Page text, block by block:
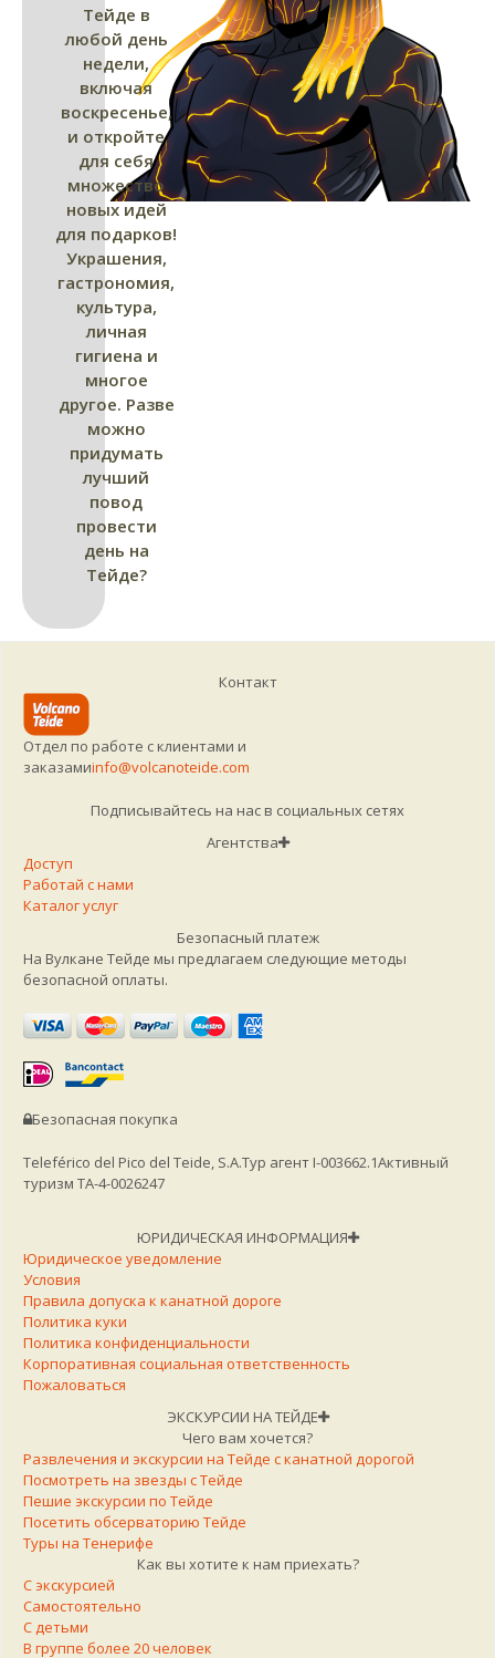
Тейде в
любой день
недели,
включая
воскресенье,
и откройте
для себя
множество
новых идей
для подарков!
Украшения,
гастрономия,
культура,
личная
гигиена и
многое
другое. Разве
можно
придумать
лучший
повод
провести
день на
Тейде?
Контакт
Отдел по работе с клиентами и
заказамиinfo@volcanoteide.com
Подписывайтесь на нас в социальных сетях
Агентства
Доступ
Работай с нами
Каталог услуг
Безопасный платеж
На Вулкане Тейде мы предлагаем следующие методы
безопасной оплаты.
Безопасная покупка
Teleférico del Pico del Teide, S.A.Тур агент I-003662.1Активный
туризм TA-4-0026247
ЮРИДИЧЕСКАЯ ИНФОРМАЦИЯ
Юридическое уведомление
Условия
Правила допуска к канатной дороге
Политика куки
Политика конфиденциальности
Корпоративная социальная ответственность
Пожаловаться
ЭКСКУРСИИ НА ТЕЙДЕ
Чего вам хочется?
Развлечения и экскурсии на Тейде с канатной дорогой
Посмотреть на звезды с Тейде
Пешие экскурсии по Тейде
Посетить обсерваторию Тейде
Туры на Тенерифе
Как вы хотите к нам приехать?
С экскурсией
Самостоятельно
С детьми
В группе более 20 человек